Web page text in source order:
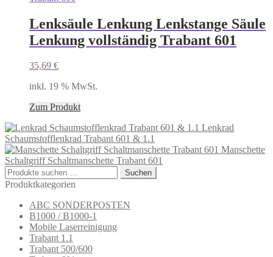
Lenksäule Lenkung Lenkstange Säule
Lenkung vollständig Trabant 601
35,69 €
inkl. 19 % MwSt.
Zum Produkt
Lenkrad
Schaumstofflenkrad Trabant 601 & 1.1
Manschette
Schaltgriff Schaltmanschette Trabant 601
Suchen
nach:
Suchen
Produktkategorien
ABC SONDERPOSTEN
B1000 / B1000-1
Mobile Laserreinigung
Trabant 1.1
Trabant 500/600